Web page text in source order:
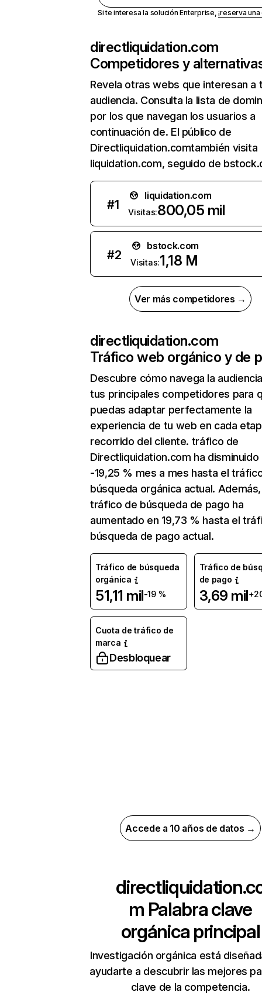
Si te interesa la solución Enterprise,¡reserva
directliquidation.com
Competidores y
Revela otras webs que interesan a
audiencia. Consulta la lista de
por los que navegan los usuarios a
continuación de. El público de
Directliquidation.comtambién visita
liquidation.com, seguido de
#1
liquidation.com
Visitas:800,05 mil
#2
bstock.com
Visitas:1,18 M
Ver más competidores →
directliquidation.com
Tráfico web orgánico y de
Descubre cómo navega la
tus principales competidores para
puedas adaptar perfectamente la
experiencia de tu web en cada
recorrido del cliente. tráfico de
Directliquidation.com ha disminuido
-19,25 % mes a mes hasta el
búsqueda orgánica actual.
tráfico de búsqueda de pago ha
aumentado en 19,73 % hasta el
búsqueda de pago actual.
Tráfico de búsqueda
orgánica
51,11 mil-19 %
Tráfico de
de pago
3,69 mil
Cuota de tráfico de
marca
Desbloquear
Accede a 10 años de datos →
m Palabra clave
orgánica principal
Investigación orgánica está
ayudarte a descubrir las mejores
clave de la competencia.